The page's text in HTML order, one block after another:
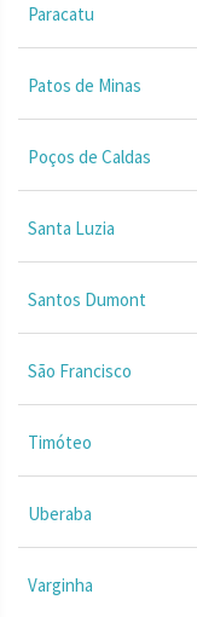
Paracatu
Patos de Minas
Poços de Caldas
Santa Luzia
Santos Dumont
São Francisco
Timóteo
Uberaba
Varginha